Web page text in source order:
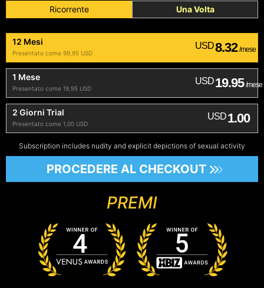
Ricorrente Una Volta
12 Mesi
Presentato come 99,95 USD
USD8.32 /mese
1 Mese
Presentato come 19,95 USD
USD19.95 /mese
2 Giorni Trial
Presentato come 1,00 USD
USD1.00
Subscription includes nudity and explicit depictions of sexual activity
PROCEDERE AL CHECKOUT
PREMI